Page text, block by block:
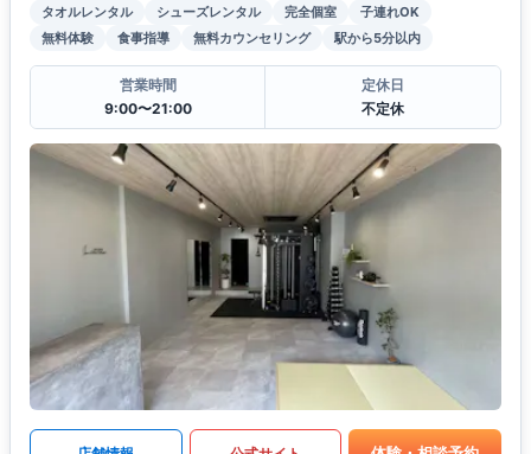
タオルレンタル シューズレンタル 完全個室
子連れOK
無料体験
食事指導 無料カウンセリング 駅から5分以内
営業時間
9:00〜21:00
定休日
不定休